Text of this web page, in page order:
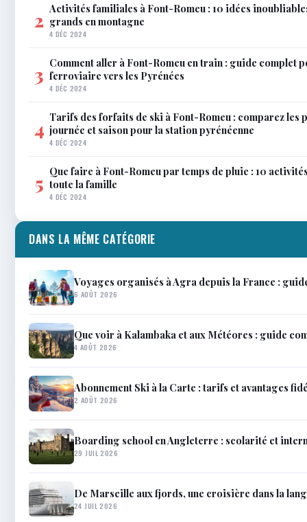
2 Activités familiales à Font-Romeu : 10 idées
grands en montagne
4 DÉC 2024
3 Comment aller à Font-Romeu en train : guide complet
ferroviaire vers les Pyrénées
4 DÉC 2024
4 Tarifs des forfaits de ski à Font-Romeu : comparez les
journée et saison pour la station pyrénéenne
4 DÉC 2024
5 Que faire à Font-Romeu par temps de pluie : 10
toute la famille
4 DÉC 2024
DANS LA MÊME CATÉGORIE
Voyages organisés à Agra depuis la France :
6 AOÛT 2026
Que voir à Kalambaka et aux Météores : guide
4 AOÛT 2026
Abonnement Ski à la Carte : tarifs et avantages
2 AOÛT 2026
Boarding school en Angleterre : scolarité et
29 JUIL 2026
De Marseille aux fjords, une croisière dans la
24 JUIL 2026